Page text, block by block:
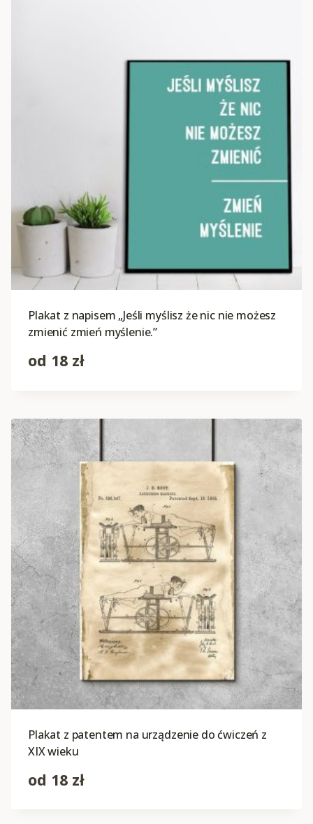
Plakat z napisem „Jeśli myślisz że nic nie możesz
zmienić zmień myślenie.”
od 18 zł
Plakat z patentem na urządzenie do ćwiczeń z
XIX wieku
od 18 zł